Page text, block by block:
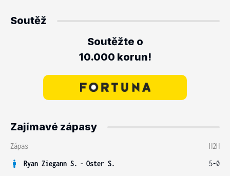
Soutěž
Soutěžte o
10.000 korun!
Zajímavé zápasy
Zápas
H2H
Ryan Ziegann S. - Oster S.
5-0